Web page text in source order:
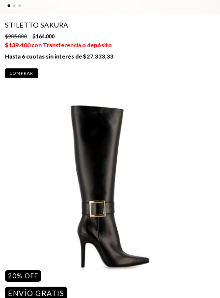
STILETTO SAKURA
$205.000 $164.000
$139.400con Transferencia o depósito
6 cuotas sin interés de$27.333,33
COMPRAR
20% OFF
ENVÍO GRATIS